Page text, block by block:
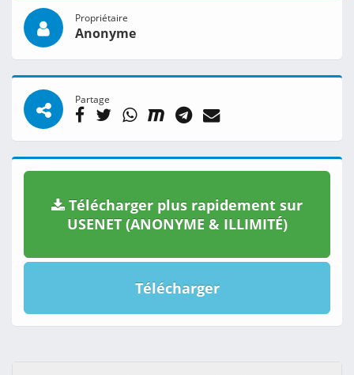
Propriétaire
Anonyme
Partage
Télécharger plus rapidement sur
USENET (ANONYME & ILLIMITÉ)
Télécharger